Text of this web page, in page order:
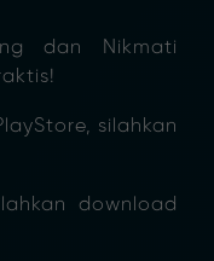
dan Nikmati
silahkan
download